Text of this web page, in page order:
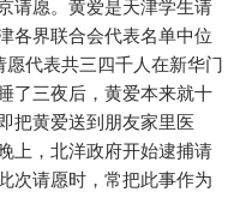
请愿。黄爱是天津学生请
各界联合会代表名单中位
代表共三四千人在新华门
了三夜后，黄爱本来就十
把黄爱送到朋友家里医
上，北洋政府开始逮捕请
次请愿时，常把此事作为